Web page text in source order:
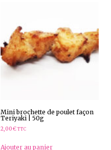
Mini brochette de poulet façon
Teriyaki | 50g
2,00€ TTC
Ajouter au panier